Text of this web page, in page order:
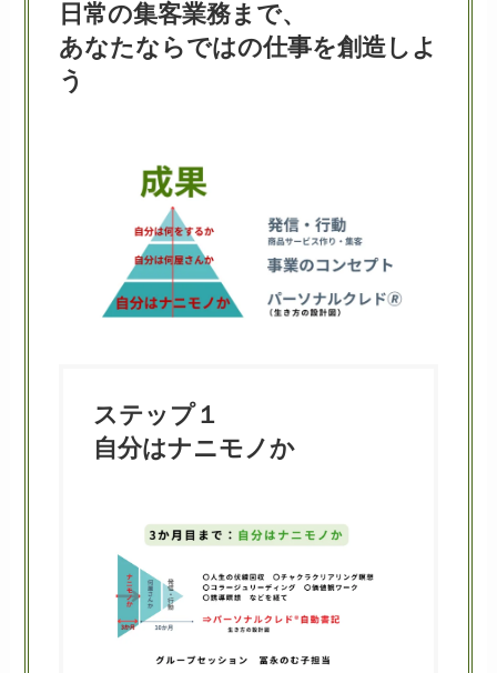
日常の集客業務まで、
あなたならではの仕事を創造しよ
う
ステップ１
自分はナニモノか